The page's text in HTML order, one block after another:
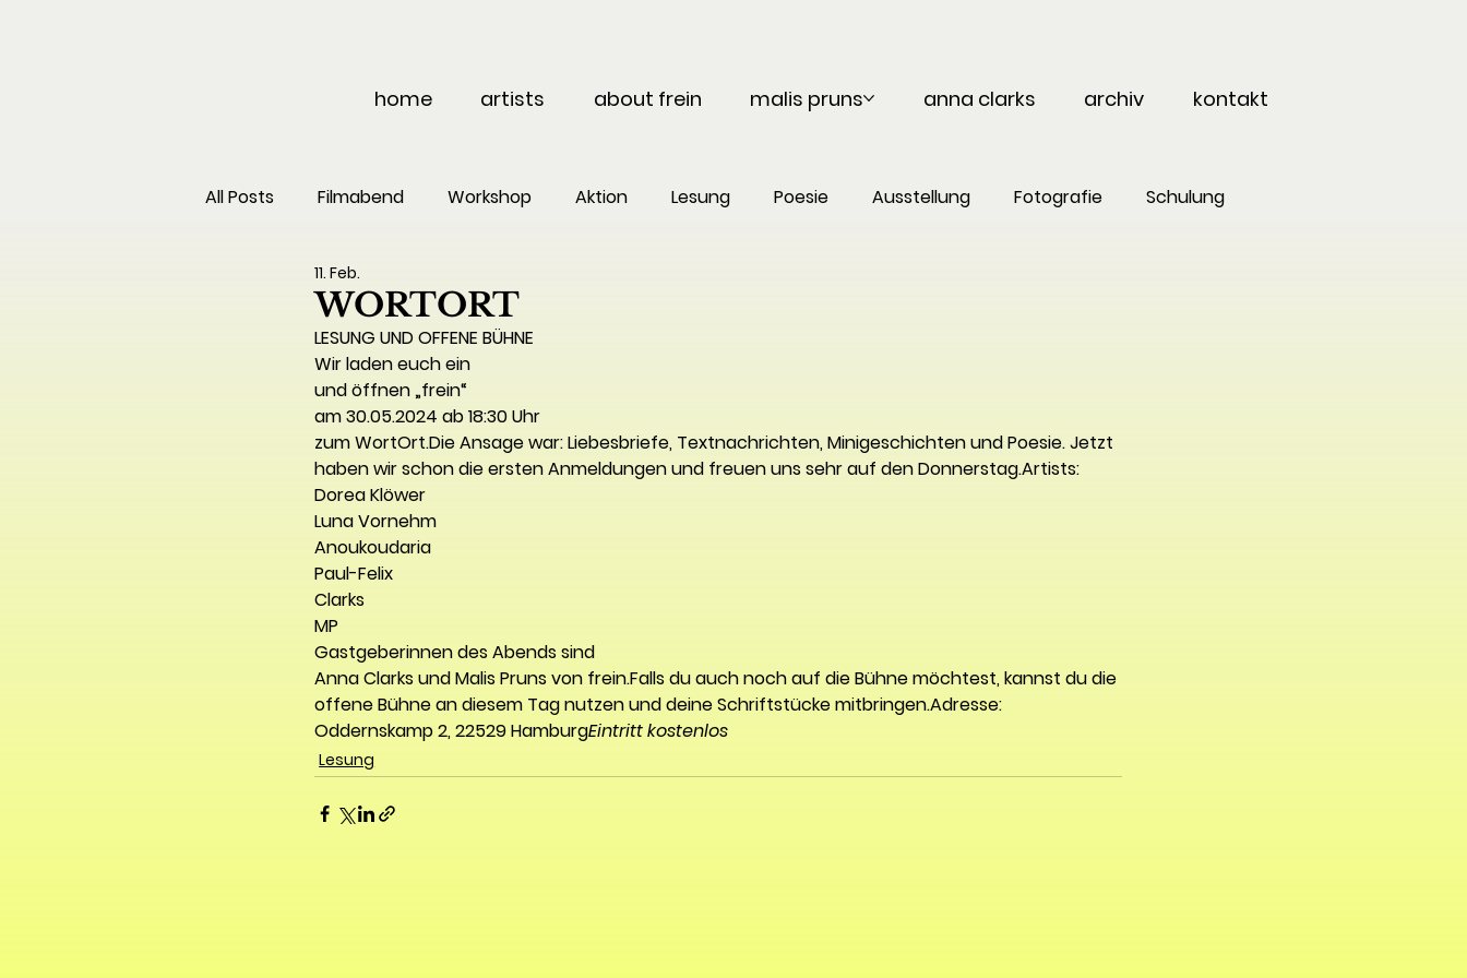
home artists about frein malis pruns anna clarks archiv kontakt
All Posts Filmabend Workshop Aktion Lesung Poesie Ausstellung Fotografie Schulung
Projekt
WORTORT
11. Feb.
LESUNG UND OFFENE BÜHNE
Wir laden euch ein
und öffnen „frein“
am 30.05.2024 ab 18:30 Uhr
zum WortOrt.Die Ansage war: Liebesbriefe, Textnachrichten, Minigeschichten und Poesie. Jetzt
haben wir schon die ersten Anmeldungen und freuen uns sehr auf den Donnerstag.Artists:
Dorea Klöwer
Luna Vornehm
Anoukoudaria
Paul-Felix
Clarks
MP
Gastgeberinnen des Abends sind
Anna Clarks und Malis Pruns von frein.Falls du auch noch auf die Bühne möchtest, kannst du die
offene Bühne an diesem Tag nutzen und deine Schriftstücke mitbringen.Adresse:
Oddernskamp 2, 22529 HamburgEintritt kostenlos
Lesung